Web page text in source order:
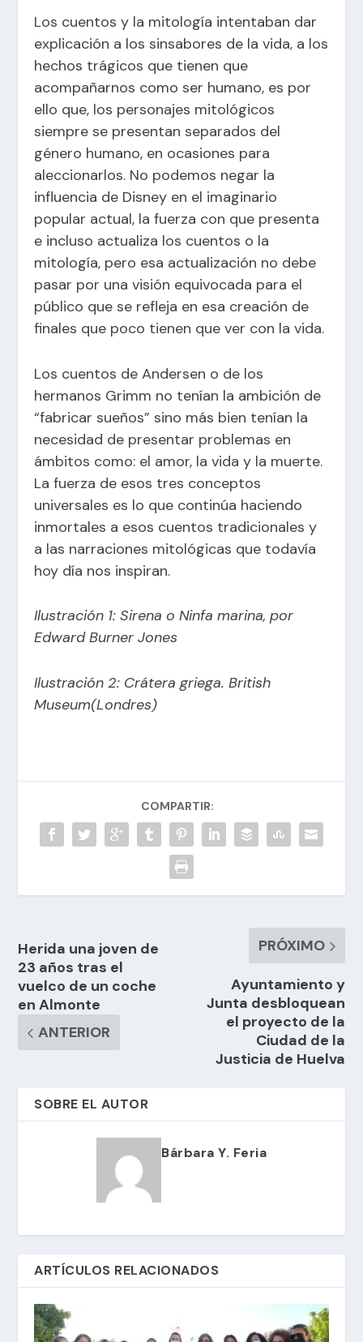
Los cuentos y la mitología intentaban dar
explicación a los sinsabores de la vida, a los
hechos trágicos que tienen que
acompañarnos como ser humano, es por
ello que, los personajes mitológicos
siempre se presentan separados del
género humano, en ocasiones para
aleccionarlos. No podemos negar la
influencia de Disney en el imaginario
popular actual, la fuerza con que presenta
e incluso actualiza los cuentos o la
mitología, pero esa actualización no debe
pasar por una visión equivocada para el
público que se refleja en esa creación de
finales que poco tienen que ver con la vida.
Los cuentos de Andersen o de los
hermanos Grimm no tenían la ambición de
“fabricar sueños” sino más bien tenían la
necesidad de presentar problemas en
ámbitos como: el amor, la vida y la muerte.
La fuerza de esos tres conceptos
universales es lo que continúa haciendo
inmortales a esos cuentos tradicionales y
a las narraciones mitológicas que todavía
hoy día nos inspiran.
Ilustración 1: Sirena o Ninfa marina, por
Edward Burner Jones
Ilustración 2: Crátera griega. British
Museum(Londres)
COMPARTIR:
Herida una joven de
23 años tras el
vuelco de un coche
en Almonte
ANTERIOR
PRÓXIMO
Ayuntamiento y
Junta desbloquean
el proyecto de la
Ciudad de la
Justicia de Huelva
SOBRE EL AUTOR
Bárbara Y. Feria
ARTÍCULOS RELACIONADOS